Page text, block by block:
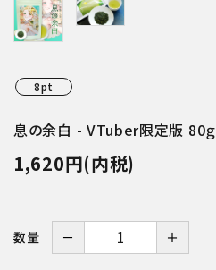
8pt
息の余白 - VTuber限定版 80ｇ
1,620円(内税)
数量 － ＋